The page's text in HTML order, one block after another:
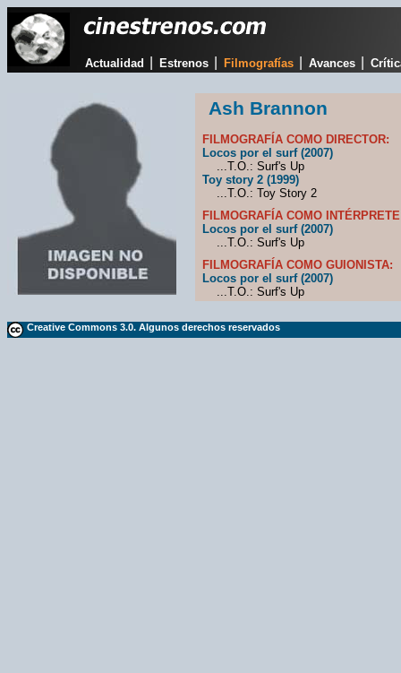
Actualidad Estrenos Filmografías Avances
Ash Brannon
FILMOGRAFÍA COMO DIRECTOR:
Locos por el surf (2007)
...T.O.: Surf's Up
Toy story 2 (1999)
...T.O.: Toy Story 2
FILMOGRAFÍA COMO
Locos por el surf (2007)
...T.O.: Surf's Up
FILMOGRAFÍA COMO GUIONISTA:
Locos por el surf (2007)
...T.O.: Surf's Up
Creative Commons 3.0. Algunos derechos reservados